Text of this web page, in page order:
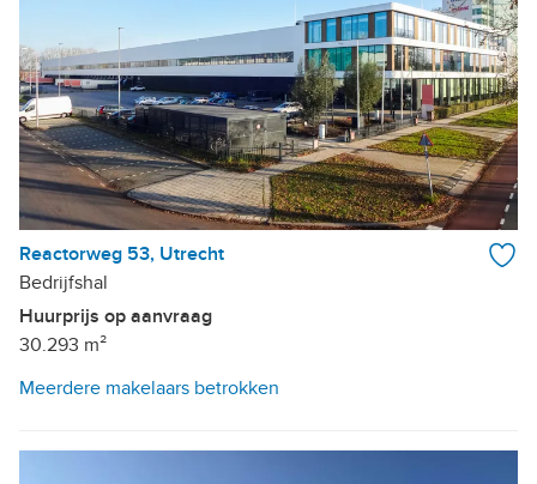
Reactorweg 53, Utrecht
Bedrijfshal
Huurprijs op aanvraag
30.293 m²
Meerdere makelaars betrokken